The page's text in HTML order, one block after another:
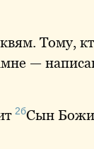
Тому,
—
2бСын